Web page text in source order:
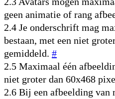
geen animatie of rang
2.4 Je onderschrift mag
bestaan, met een niet
gemiddeld. #
2.5 Maximaal één
niet groter dan 60x468
2.6 Bij een afbeelding van